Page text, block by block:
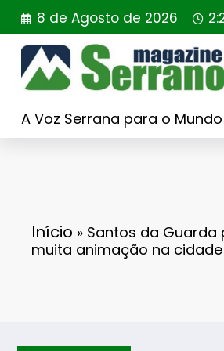
Saltar
para
conteúdo
8 de Agosto de 2026
A Voz Serrana para o Mundo
Início » Santos da Guarda
muita animação na